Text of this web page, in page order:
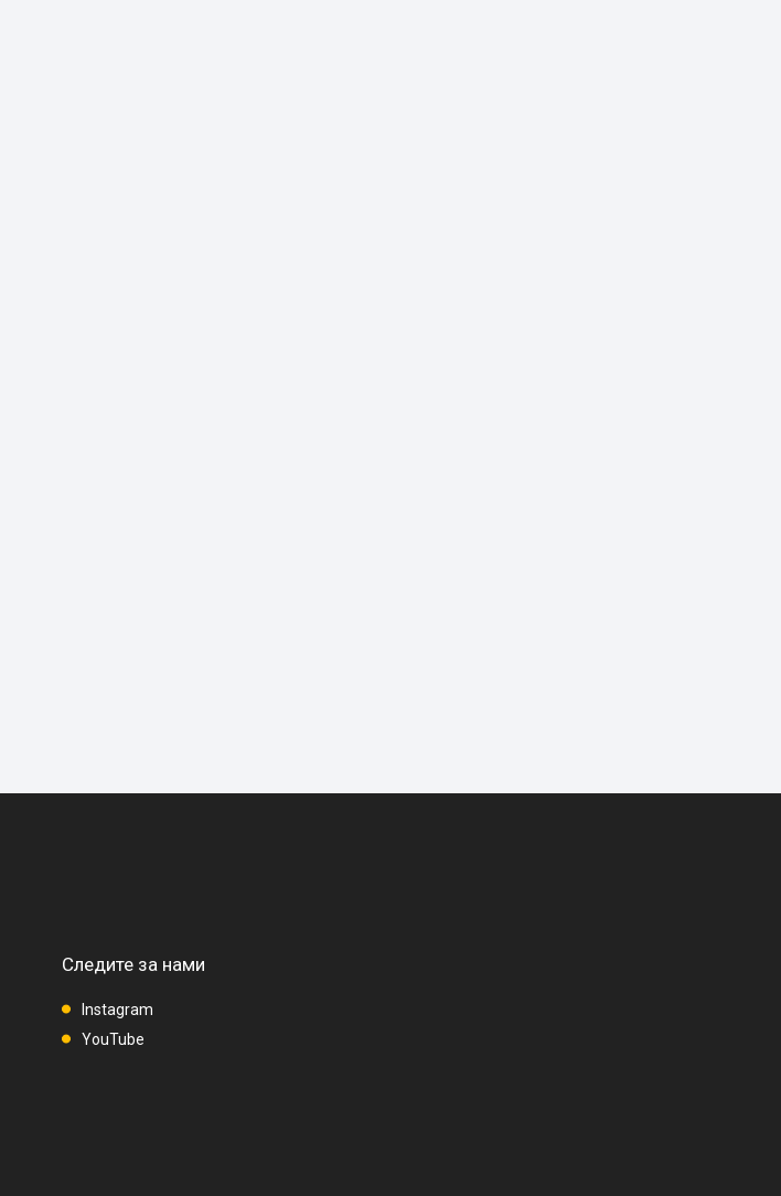
Следите за нами
Instagram
YouTube